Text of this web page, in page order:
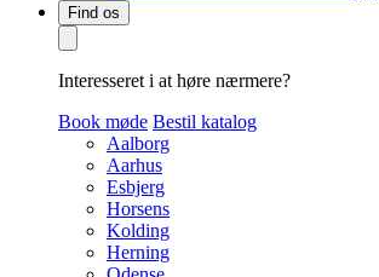
Find os
Interesseret i at høre nærmere?
Book møde Bestil katalog
Aalborg
Aarhus
Esbjerg
Horsens
Kolding
Herning